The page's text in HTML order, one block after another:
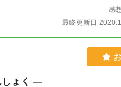
感
最終更新日
しょく ―